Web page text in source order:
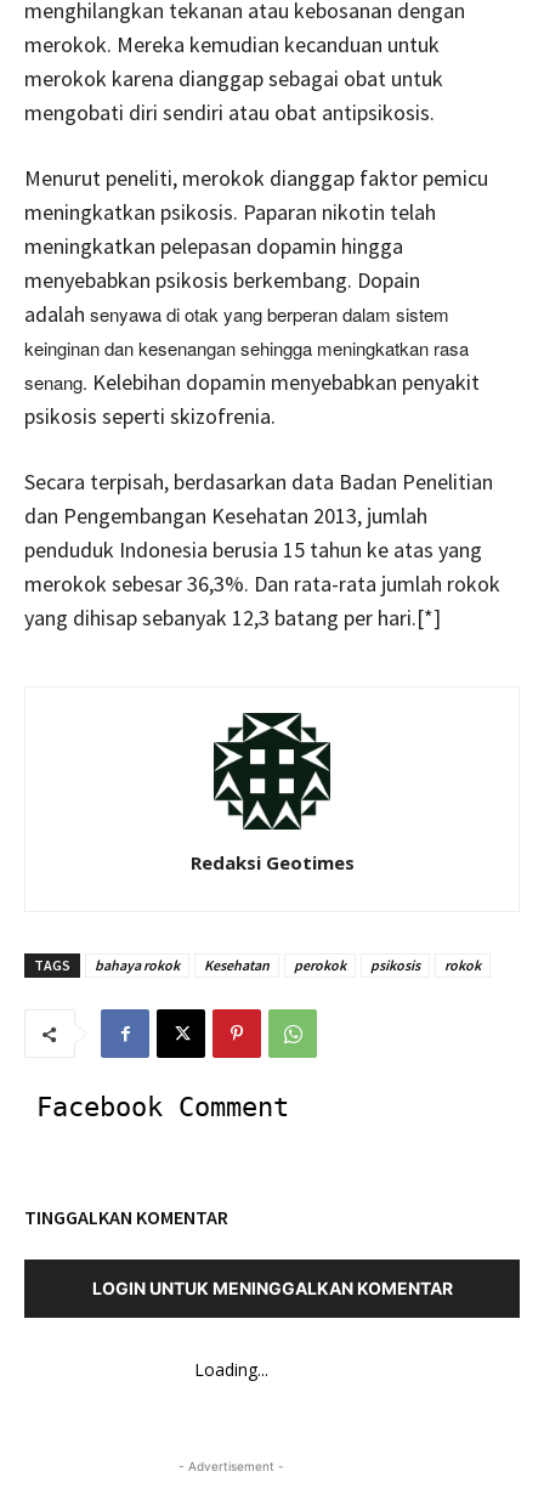
menghilangkan tekanan atau kebosanan dengan
merokok. Mereka kemudian kecanduan untuk
merokok karena dianggap sebagai obat untuk
mengobati diri sendiri atau obat antipsikosis.
Menurut peneliti, merokok dianggap faktor pemicu
meningkatkan psikosis. Paparan nikotin telah
meningkatkan pelepasan dopamin hingga
menyebabkan psikosis berkembang. Dopain
adalah senyawa di otak yang berperan dalam sistem
keinginan dan kesenangan sehingga meningkatkan rasa
senang. Kelebihan dopamin menyebabkan penyakit
psikosis seperti skizofrenia.
Secara terpisah, berdasarkan data Badan Penelitian
dan Pengembangan Kesehatan 2013, jumlah
penduduk Indonesia berusia 15 tahun ke atas yang
merokok sebesar 36,3%. Dan rata-rata jumlah rokok
yang dihisap sebanyak 12,3 batang per hari.[*]
Redaksi Geotimes
TAGS bahaya rokok Kesehatan perokok psikosis rokok
Facebook Comment
TINGGALKAN KOMENTAR
LOGIN UNTUK MENINGGALKAN KOMENTAR
Loading...
- Advertisement -